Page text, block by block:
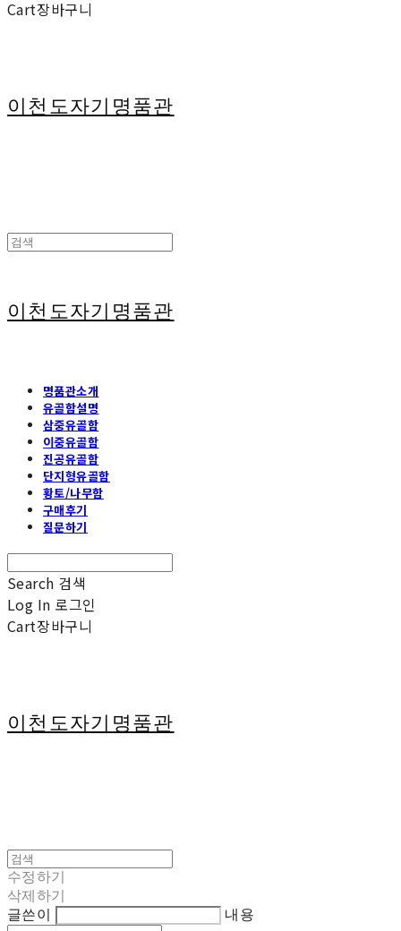
Cart장바구니
이천도자기명품관
이천도자기명품관
명품관소개
유골함설명
삼중유골함
이중유골함
진공유골함
단지형유골함
황토/나무함
구매후기
질문하기
Search 검색
Log In 로그인
Cart장바구니
이천도자기명품관
수정하기
삭제하기
글쓴이
내용